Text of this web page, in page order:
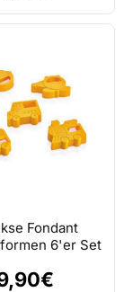
Fondant
6'er Set